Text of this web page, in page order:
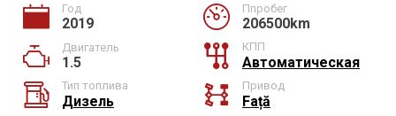
Год
2019
Ппробег
206500km
Двигатель
1.5
КПП
Автоматическая
Тип топлива
Дизель
Привод
Față